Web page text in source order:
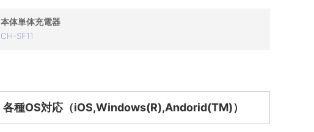
本体単体充電器
CH-SF11
各種OS対応（iOS,Windows(R),Andorid(TM)）